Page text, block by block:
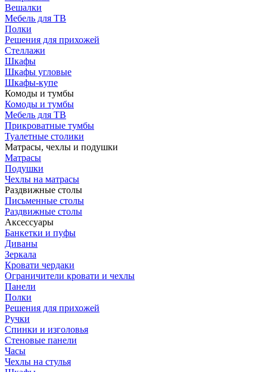
Вешалки
Мебель для ТВ
Полки
Решения для прихожей
Стеллажи
Шкафы
Шкафы угловые
Шкафы-купе
Комоды и тумбы
Комоды и тумбы
Мебель для ТВ
Прикроватные тумбы
Туалетные столики
Матрасы, чехлы и подушки
Матрасы
Подушки
Чехлы на матрасы
Раздвижные столы
Письменные столы
Раздвижные столы
Аксессуары
Банкетки и пуфы
Диваны
Зеркала
Кровати чердаки
Ограничители кровати и чехлы
Панели
Полки
Решения для прихожей
Ручки
Спинки и изголовья
Стеновые панели
Часы
Чехлы на стулья